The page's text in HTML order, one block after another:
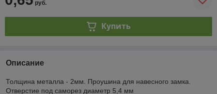
руб.
Купить
Описание
Толщина металла - 2мм. Проушина для навесного замка.
Отверстие под саморез диаметр 5,4 мм